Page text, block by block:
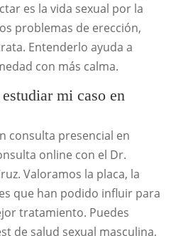
es la vida sexual por la
problemas de erección,
Entenderlo ayuda a
con más calma.
mi caso en
consulta presencial en
online con el Dr.
Valoramos la placa, la
que han podido influir para
tratamiento. Puedes
de salud sexual masculina,